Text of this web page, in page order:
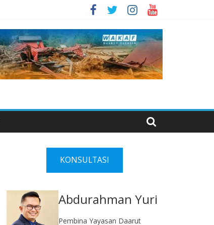
KONSULTASI
Abdurahman Yuri
Pembina Yayasan Daarut